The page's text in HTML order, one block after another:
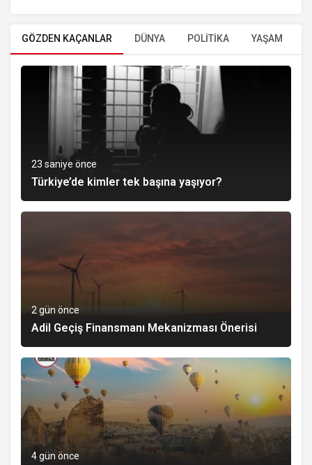
GÖZDEN KAÇANLAR DÜNYA POLİTİKA YAŞAM
23 saniye önce
Türkiye’de kimler tek başına yaşıyor?
2 gün önce
Adil Geçiş Finansmanı Mekanizması Önerisi
4 gün önce